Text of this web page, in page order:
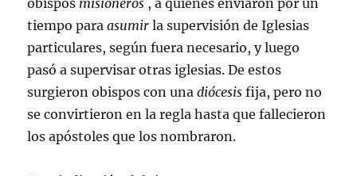
tiempo paraasumirla supervisión de Iglesias
particulares, según fuera necesario, y luego
pasó a supervisar otras iglesias. De estos
surgieron obispos con unadiócesis fija, pero no
se convirtieron en la regla hasta que fallecieron
los apóstoles que los nombraron.